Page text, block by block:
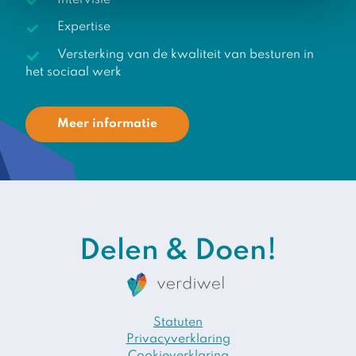
Expertise
Versterking van de kwaliteit van besturen in
het sociaal werk
Meer informatie
Delen & Doen!
Statuten
Privacyverklaring